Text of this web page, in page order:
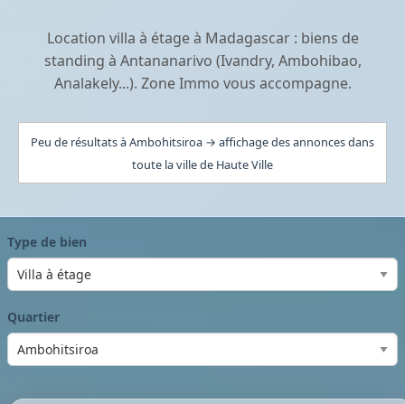
Location villa à étage à Madagascar : biens de
standing à Antananarivo (Ivandry, Ambohibao,
Analakely...). Zone Immo vous accompagne.
Peu de résultats à Ambohitsiroa → affichage des annonces dans
toute la ville de Haute Ville
Type de bien
Quartier